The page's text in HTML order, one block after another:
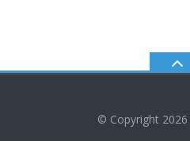
© Copyright 2026